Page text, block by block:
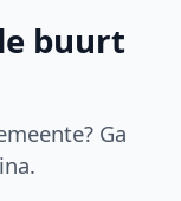
buurt
Ga